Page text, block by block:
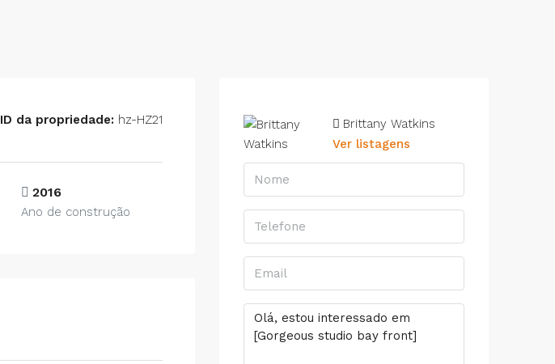
ID da propriedade: hz-HZ21
2016
Ano de construção
Brittany Watkins
Ver listagens